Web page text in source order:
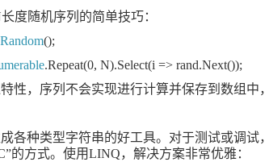
长度随机序列的简单技巧：
Random();
.Repeat(0, N).Select(i => rand.Next());
性，序列不会实现进行计算并保存到数组中
各种类型字符串的好工具。对于测试或调
”的方式。使用LINQ，解决方案非常优雅：